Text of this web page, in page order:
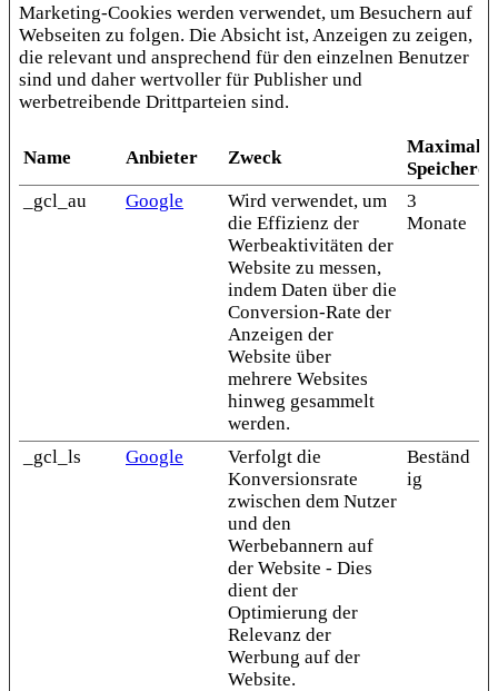
Marketing-Cookies werden verwendet, um Besuchern auf
Webseiten zu folgen. Die Absicht ist, Anzeigen zu zeigen,
die relevant und ansprechend für den einzelnen Benutzer
sind und daher wertvoller für Publisher und
werbetreibende Drittparteien sind.
Name Anbieter Zweck
Maximale
_gcl_au
Google
Wird verwendet, um
die Effizienz der
Werbeaktivitäten der
Website zu messen,
indem Daten über die
Conversion-Rate der
Anzeigen der
Website über
mehrere Websites
hinweg gesammelt
werden.
3
Monate
_gcl_ls Google
Verfolgt die
Konversionsrate
zwischen dem Nutzer
und den
Werbebannern auf
der Website - Dies
dient der
Optimierung der
Relevanz der
Werbung auf der
Website.
Beständ
ig